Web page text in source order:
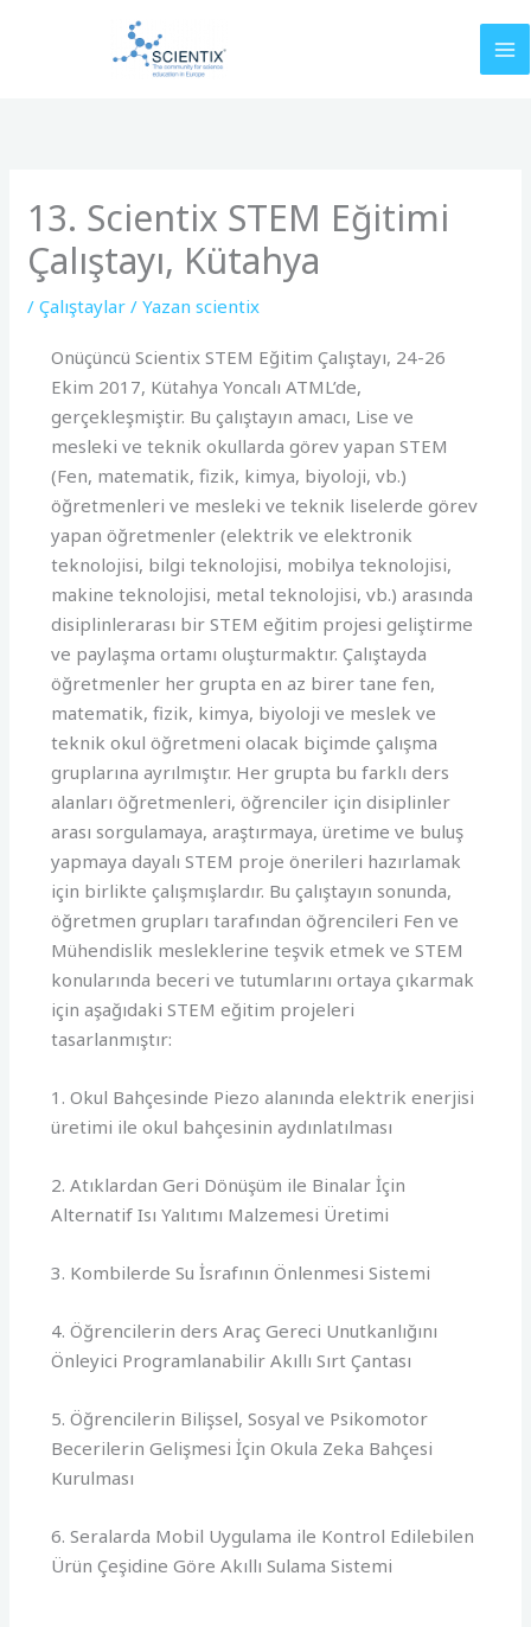
13. Scientix STEM Eğitimi
Çalıştayı, Kütahya
/Çalıştaylar / Yazan scientix
Onüçüncü Scientix STEM Eğitim Çalıştayı, 24-26
Ekim 2017, Kütahya Yoncalı ATML’de,
gerçekleşmiştir. Bu çalıştayın amacı, Lise ve
mesleki ve teknik okullarda görev yapan STEM
(Fen, matematik, fizik, kimya, biyoloji, vb.)
öğretmenleri ve mesleki ve teknik liselerde görev
yapan öğretmenler (elektrik ve elektronik
teknolojisi, bilgi teknolojisi, mobilya teknolojisi,
makine teknolojisi, metal teknolojisi, vb.) arasında
disiplinlerarası bir STEM eğitim projesi geliştirme
ve paylaşma ortamı oluşturmaktır. Çalıştayda
öğretmenler her grupta en az birer tane fen,
matematik, fizik, kimya, biyoloji ve meslek ve
teknik okul öğretmeni olacak biçimde çalışma
gruplarına ayrılmıştır. Her grupta bu farklı ders
alanları öğretmenleri, öğrenciler için disiplinler
arası sorgulamaya, araştırmaya, üretime ve buluş
yapmaya dayalı STEM proje önerileri hazırlamak
için birlikte çalışmışlardır. Bu çalıştayın sonunda,
öğretmen grupları tarafından öğrencileri Fen ve
Mühendislik mesleklerine teşvik etmek ve STEM
konularında beceri ve tutumlarını ortaya çıkarmak
için aşağıdaki STEM eğitim projeleri
tasarlanmıştır:
1. Okul Bahçesinde Piezo alanında elektrik enerjisi
üretimi ile okul bahçesinin aydınlatılması
2. Atıklardan Geri Dönüşüm ile Binalar İçin
Alternatif Isı Yalıtımı Malzemesi Üretimi
3. Kombilerde Su İsrafının Önlenmesi Sistemi
4. Öğrencilerin ders Araç Gereci Unutkanlığını
Önleyici Programlanabilir Akıllı Sırt Çantası
5. Öğrencilerin Bilişsel, Sosyal ve Psikomotor
Becerilerin Gelişmesi İçin Okula Zeka Bahçesi
Kurulması
6. Seralarda Mobil Uygulama ile Kontrol Edilebilen
Ürün Çeşidine Göre Akıllı Sulama Sistemi